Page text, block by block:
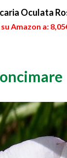
Oculata
Amazon a: